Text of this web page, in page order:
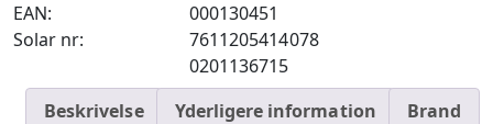
000130451
EAN:
7611205414078
Solar nr:
0201136715
Beskrivelse
Yderligere information Brand